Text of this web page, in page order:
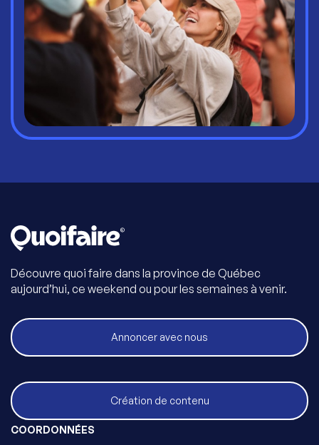
Découvre quoi faire dans la province de Québec
aujourd’hui, ce weekend ou pour les semaines à venir.
Annoncer avec nous
Création de contenu
COORDONNÉES